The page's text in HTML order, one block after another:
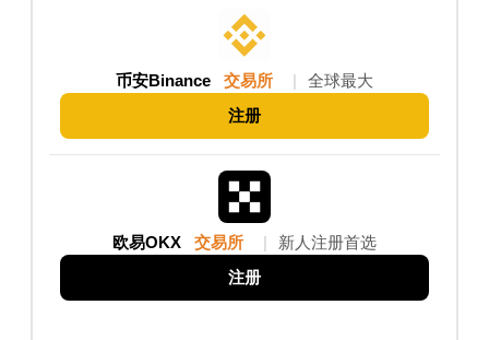
币安Binance 交易所 全球最大
注册
欧易OKX 交易所 新人注册首选
注册